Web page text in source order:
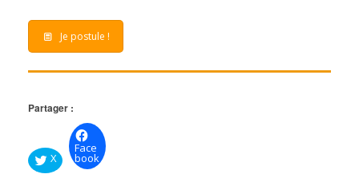
Je postule !
Partager :
X
Face
book